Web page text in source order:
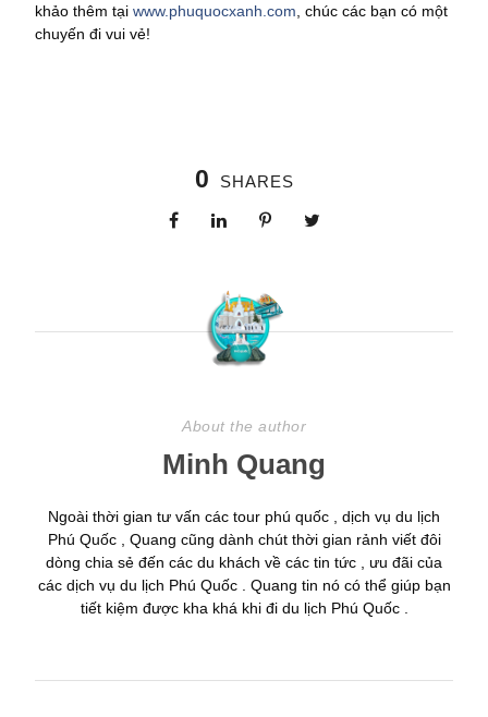
khảo thêm tại www.phuquocxanh.com , chúc các bạn có một
chuyến đi vui vẻ!
0 SHARES
About the author
Minh Quang
Ngoài thời gian tư vấn các tour phú quốc , dịch vụ du lịch
Phú Quốc , Quang cũng dành chút thời gian rảnh viết đôi
dòng chia sẻ đến các du khách về các tin tức , ưu đãi của
các dịch vụ du lịch Phú Quốc . Quang tin nó có thể giúp bạn
tiết kiệm được kha khá khi đi du lịch Phú Quốc .